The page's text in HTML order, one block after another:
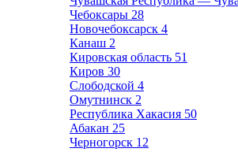
Чебоксары 28
Новочебоксарск 4
Канаш 2
Кировская область 51
Киров 30
Слободской 4
Омутнинск 2
Республика Хакасия 50
Абакан 25
Черногорск 12